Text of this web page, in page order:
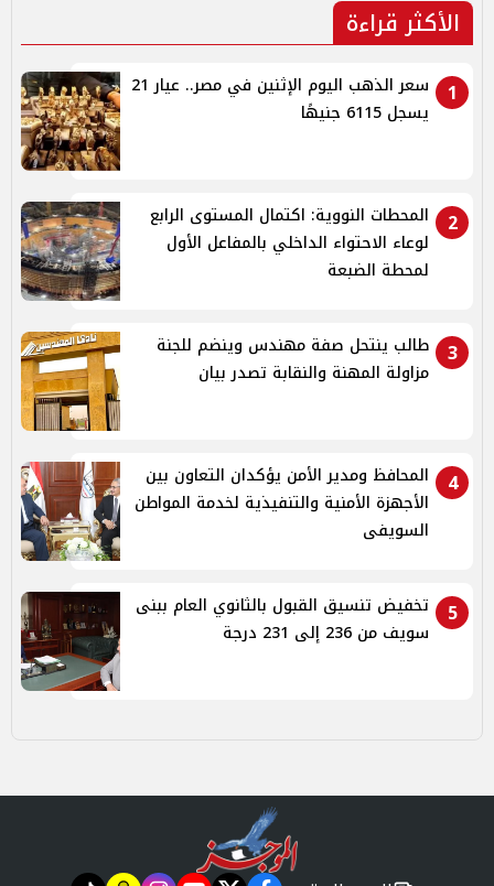
الأكثر قراءة
1
سعر الذهب اليوم الإثنين في مصر.. عيار 21
يسجل 6115 جنيهًا
2
المحطات النووية: اكتمال المستوى الرابع
لوعاء الاحتواء الداخلي بالمفاعل الأول
لمحطة الضبعة
3
طالب ينتحل صفة مهندس وينضم للجنة
مزاولة المهنة والنقابة تصدر بيان
4
المحافظ ومدير الأمن يؤكدان التعاون بين
الأجهزة الأمنية والتنفيذية لخدمة المواطن
السويفى
5
تخفيض تنسيق القبول بالثانوي العام ببنى
سويف من 236 إلى 231 درجة